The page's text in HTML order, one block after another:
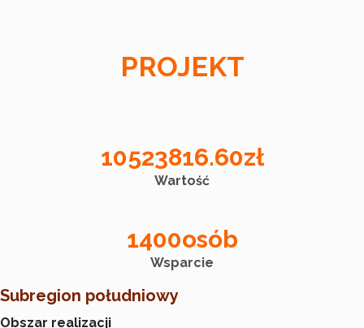
PROJEKT
10523816.60zł
Wartość
1400osób
Wsparcie
Subregion południowy
Obszar realizacji